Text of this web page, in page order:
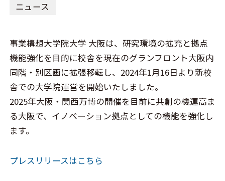
ニュース
事業構想大学院大学 大阪は、研究環境の拡充と拠点
機能強化を目的に校舎を現在のグランフロント大阪内
同階・別区画に拡張移転し、2024年1月16日より新校
舎での大学院運営を開始いたしました。
2025年大阪・関西万博の開催を目前に共創の機運高ま
る大阪で、イノベーション拠点としての機能を強化し
ます。
プレスリリースはこちら